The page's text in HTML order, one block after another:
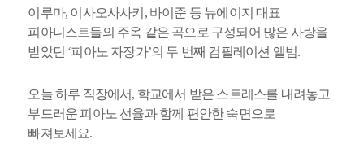
이루마, 이사오사사키, 바이준 등 뉴에이지 대표
피아니스트들의 주옥 같은 곡으로 구성되어 많은 사랑을
받았던 ‘피아노 자장가’의 두 번째 컴필레이션 앨범.
오늘 하루 직장에서, 학교에서 받은 스트레스를 내려놓고
부드러운 피아노 선율과 함께 편안한 숙면으로
빠져보세요.